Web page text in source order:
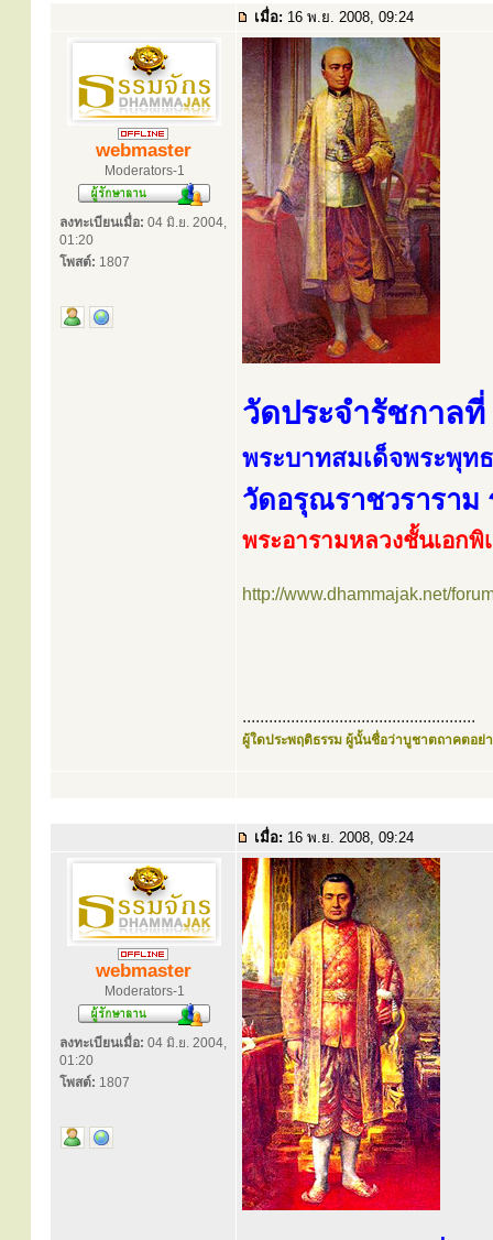
เมื่อ: 16 พ.ย. 2008, 09:24
webmaster
Moderators-1
ลงทะเบียนเมื่อ: 04 มิ.ย. 2004,
01:20
โพสต์: 1807
วัดประจำรัชกาล
พระบาทสมเด็จพระพุท
วัดอรุณราชวราราม
พระอารามหลวงชั้นเอก
http://www.dhammajak.net/
.....................................................
ผู้ใดประพฤติธรรม ผู้นั้นชื่อว่าบูชาตถาคตอย่า
เมื่อ: 16 พ.ย. 2008, 09:24
webmaster
Moderators-1
ลงทะเบียนเมื่อ: 04 มิ.ย. 2004,
01:20
โพสต์: 1807